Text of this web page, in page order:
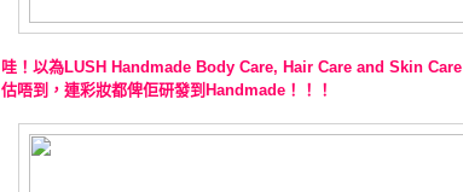
哇！以為LUSH Handmade Body Care, Hair Care and Skin Care
估唔到，連彩妝都俾佢研發到Handmade ！！！